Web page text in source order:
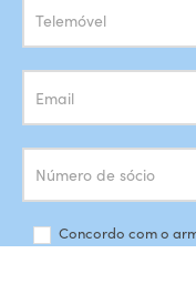
Concordo com o
com a